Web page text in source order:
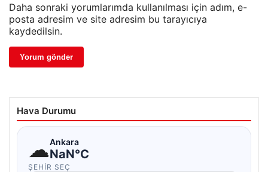
Daha sonraki yorumlarımda kullanılması için adım, e-
posta adresim ve site adresim bu tarayıcıya
kaydedilsin.
Hava Durumu
☁Ankara
NaN°C
ŞEHIR SEÇ